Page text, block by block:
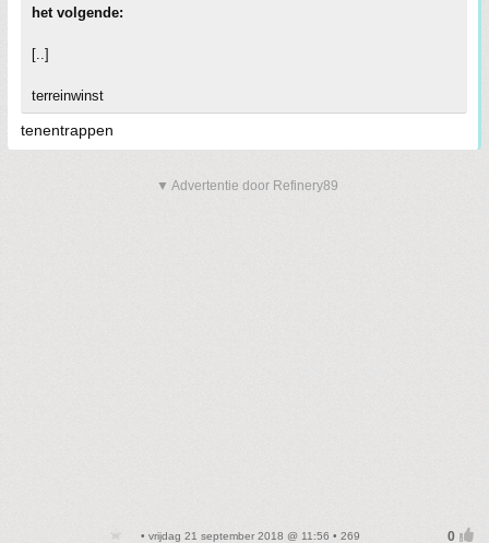
het volgende:
[..]
terreinwinst
tenentrappen
▼ Advertentie door Refinery89
• vrijdag 21 september 2018 @ 11:56 • 269